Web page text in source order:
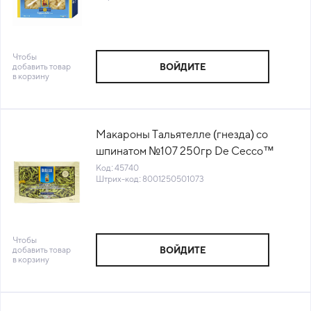
Чтобы
добавить товар
в корзину
ВОЙДИТЕ
Макароны Тальятелле (гнезда) со
шпинатом №107 250гр De Cecco™
Италия (0UN2107) (КОД 45740) (+18°С)
Код: 45740
Штрих-код: 8001250501073
Чтобы
добавить товар
в корзину
ВОЙДИТЕ